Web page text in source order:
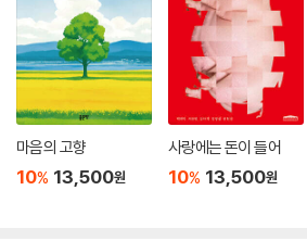
마음의 고향
10% 13,500원
사랑에는 돈이 들어
10% 13,500원